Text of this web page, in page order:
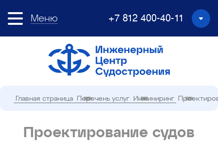
Меню +7 812 400-40-11
Главная страница Перечень услуг Инжиниринг
Проектирование судов